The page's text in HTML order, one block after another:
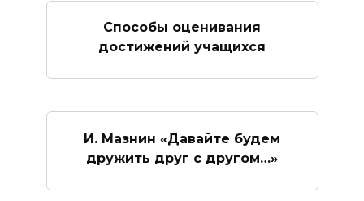
Способы оценивания
достижений учащихся
И. Мазнин «Давайте будем
дружить друг с другом…»